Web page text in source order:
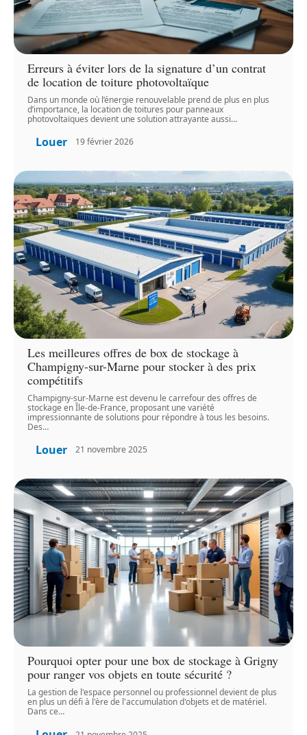
Erreurs à éviter lors de la signature d’un contrat
de location de toiture photovoltaïque
Dans un monde où l’énergie renouvelable prend de plus en plus
d’importance, la location de toitures pour panneaux
photovoltaïques devient une solution attrayante aussi…
Louer 19 février 2026
Les meilleures offres de box de stockage à
Champigny-sur-Marne pour stocker à des prix
compétitifs
Champigny-sur-Marne est devenu le carrefour des offres de
stockage en Île-de-France, proposant une variété
impressionnante de solutions pour répondre à tous les besoins.
Des…
Louer 21 novembre 2025
Pourquoi opter pour une box de stockage à Grigny
pour ranger vos objets en toute sécurité ?
La gestion de l'espace personnel ou professionnel devient de plus
en plus un défi à l'ère de l'accumulation d'objets et de matériel.
Dans ce…